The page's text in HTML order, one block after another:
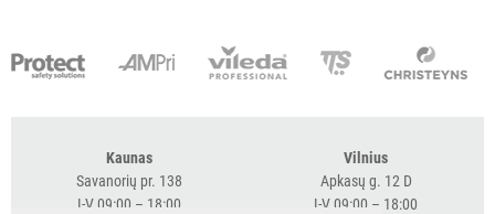
LAIKIKLIAI
Kaunas
Savanorių pr. 138
I-V 09:00 – 18:00
Vilnius
Apkasų g. 12 D
I-V 09:00 – 18:00